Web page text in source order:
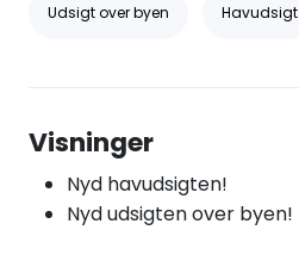
Udsigt over byen Havudsigt
Visninger
Nyd havudsigten!
Nyd udsigten over byen!